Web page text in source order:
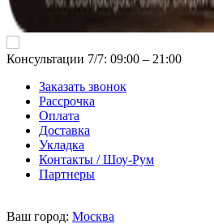
Консультации 7/7: 09:00 ‒ 21:00
Заказать звонок
Рассрочка
Оплата
Доставка
Укладка
Контакты / Шоу-Рум
Партнеры
Ваш город: Москва